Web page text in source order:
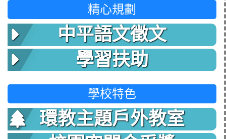
精心規劃
中平語文徵文
學習扶助
學校特色
環教主題戶外教室